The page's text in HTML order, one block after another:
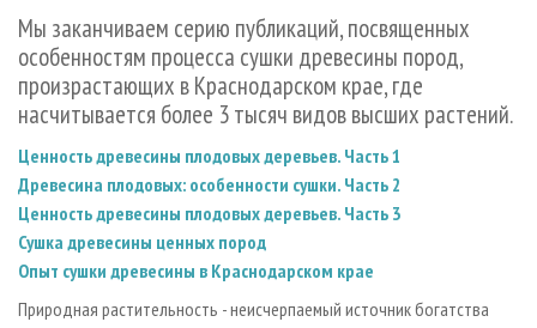
ПРОИЗВОДСТВО ДРЕВЕСНЫХ ПЛИТ
ДЕРЕВЯННОЕ ДОМОСТРОЕНИЕ
БИОЭНЕРГЕТИКА
ЦБП
ИНСТРУМЕНТ И МАТЕРИАЛЫ
ПЕРСОНЫ
МОБИЛЬНЫЕ ВЫСТАВКИ
ОФИЦИАЛЬНЫЕ ДЕЛЕГАЦИИ
RUSSIAN FORESTRY REVIEW
ГАЗЕТА ЛЕСПРОМФОРУМ
БИБЛИОТЕКА СПЕЦИАЛИСТА
КОНТАКТЫ
РЕКЛАМА
РЕКЛАМА НА САЙТЕ
Мы заканчиваем серию публикаций, посвященных
особенностям процесса сушки древесины пород,
произрастающих в Краснодарском крае, где
насчитывается более 3 тысяч видов высших растений.
Ценность древесины плодовых деревьев. Часть 1
Древесина плодовых: особенности сушки. Часть 2
Ценность древесины плодовых деревьев. Часть 3
Сушка древесины ценных пород
Опыт сушки древесины в Краснодарском крае
Природная растительность - неисчерпаемый источник богатства